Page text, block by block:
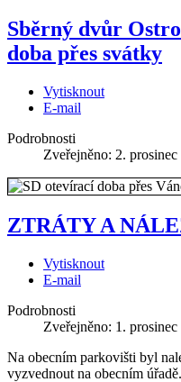
Sběrný dvůr
doba přes svátky
Vytisknout
E-mail
Podrobnosti
Zveřejněno: 2. prosinec
ZTRÁTY A
Vytisknout
E-mail
Podrobnosti
Zveřejněno: 1. prosinec
Na obecním parkovišti byl
vyzvednout na obecním úřadě.